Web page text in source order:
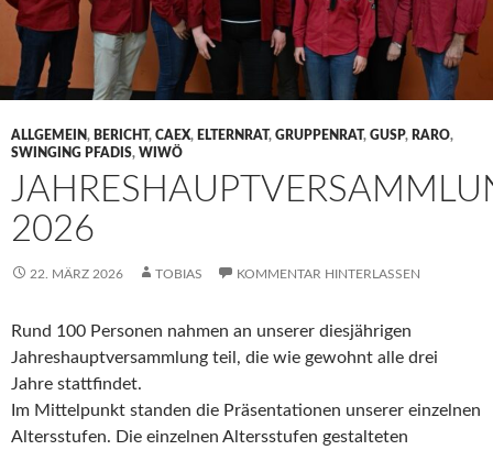
ALLGEMEIN, BERICHT, CAEX, ELTERNRAT, GRUPPENRAT, GUSP, RARO,
SWINGING PFADIS, WIWÖ
2026
22. MÄRZ 2026 TOBIAS KOMMENTAR HINTERLASSEN
Rund 100 Personen nahmen an unserer diesjährigen
Jahreshauptversammlung teil, die wie gewohnt alle drei
Jahre stattfindet.
Im Mittelpunkt standen die Präsentationen unserer einzelnen
Altersstufen. Die einzelnen Altersstufen gestalteten